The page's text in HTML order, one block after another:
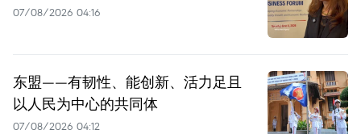
07/08/2026 04:16
东盟——有韧性、能创新、活力足且
以人民为中心的共同体
07/08/2026 04:12